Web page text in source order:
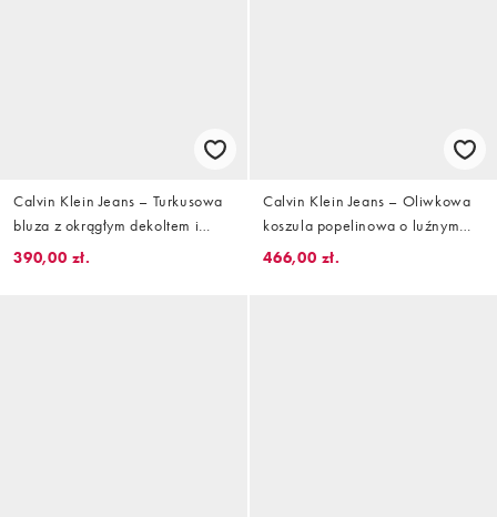
Calvin Klein Jeans – Turkusowa
bluza z okrągłym dekoltem i
grafiką
390,00 zł.
Calvin Klein Jeans – Oliwkowa
koszula popelinowa o luźnym
kroju
466,00 zł.